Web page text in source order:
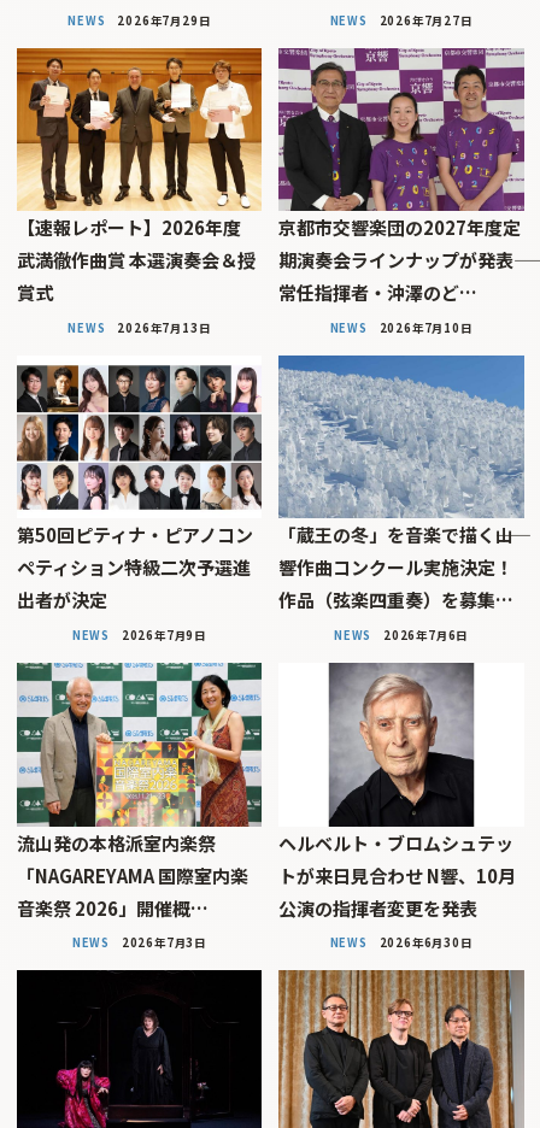
NEWS 2026年7月29日 NEWS 2026年7月27日
【速報レポート】2026年度
武満徹作曲賞 本選演奏会＆授
賞式
NEWS 2026年7月13日
京都市交響楽団の2027年度定
期演奏会ラインナップが発表――
常任指揮者・沖澤のど…
NEWS 2026年7月10日
第50回ピティナ・ピアノコン
ペティション特級二次予選進
出者が決定
NEWS 2026年7月9日
「蔵王の冬」を音楽で描く――山
響作曲コンクール実施決定！
作品（弦楽四重奏）を募集…
NEWS 2026年7月6日
流山発の本格派室内楽祭
「NAGAREYAMA 国際室内楽
音楽祭 2026」開催概…
NEWS 2026年7月3日
ヘルベルト・ブロムシュテッ
トが来日見合わせ N響、10月
公演の指揮者変更を発表
NEWS 2026年6月30日